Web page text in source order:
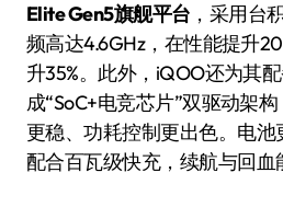
Elite Gen5旗舰平台 ，采用台
频高达4.6GHz，在性能提升
升35%。此外，iQOO还为其
成“SoC+电竞芯片”双驱动架
更稳、功耗控制更出色。电池
配合百瓦级快充，续航与回血